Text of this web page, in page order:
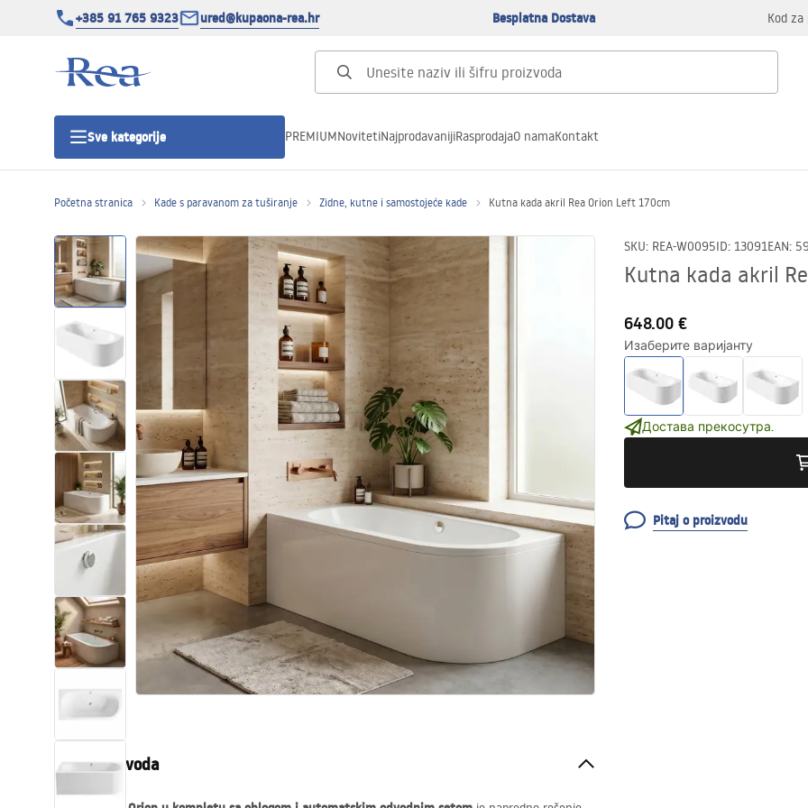
+385 91 765 9323 ured@kupaona-rea.hr Besplatna Dostava Kod
Sve kategorije
Tuš vrata
Linearni odvodi
Zahodi, toaleti
Umivaonici
Kade i paravani
Miješalice, pipe, slavine
Tuševi
Kitchen
PREMIUMNovitetiNajprodavanijiRasprodajaO namaKontakt
Početna stranica Kade s paravanom za tuširanje Zidne, kutne i samostojeće kade Kutna kada akril Rea Orion Left 170cm
SKU: REA-W0095ID: 13091EAN:
Kutna kada akril
648.00 €
Изаберите варијанту
Достава прекосутра.
Pitaj o proizvodu
Opis proizvoda